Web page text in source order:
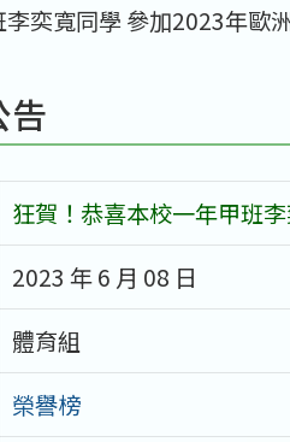
奕寬同學 參加2023年歐
告
狂賀！恭喜本校一年甲班
2023 年 6 月 08 日
體育組
榮譽榜